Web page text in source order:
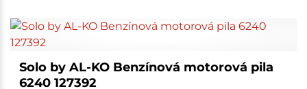
Solo by AL-KO Benzínová motorová pila
6240 127392